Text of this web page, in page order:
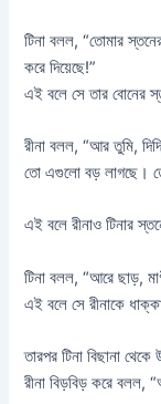
টিনা বলল, “তোমার
করে দিয়েছে!”
এই বলে সে তার
রীনা বলল, “আর তুমি,
তো এগুলো বড় লাগছে।
এই বলে রীনাও টিনার
টিনা বলল, “আরে ছাড়,
এই বলে সে রীনাকে
তারপর টিনা বিছানা
রীনা বিড়বিড় করে